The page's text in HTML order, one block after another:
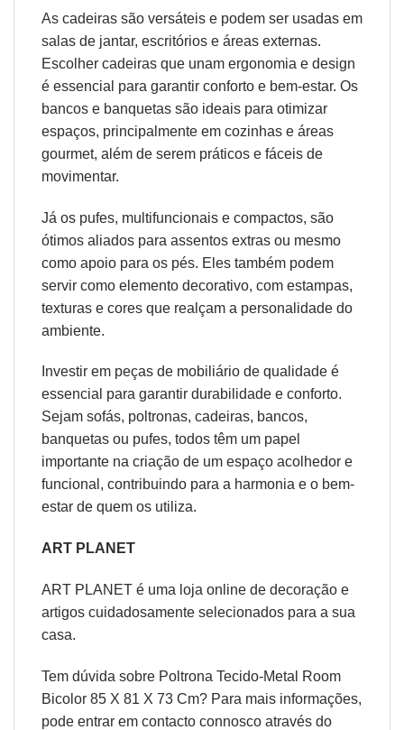
As cadeiras são versáteis e podem ser usadas em
salas de jantar, escritórios e áreas externas.
Escolher cadeiras que unam ergonomia e design
é essencial para garantir conforto e bem-estar. Os
bancos e banquetas são ideais para otimizar
espaços, principalmente em cozinhas e áreas
gourmet, além de serem práticos e fáceis de
movimentar.
Já os pufes, multifuncionais e compactos, são
ótimos aliados para assentos extras ou mesmo
como apoio para os pés. Eles também podem
servir como elemento decorativo, com estampas,
texturas e cores que realçam a personalidade do
ambiente.
Investir em peças de mobiliário de qualidade é
essencial para garantir durabilidade e conforto.
Sejam sofás, poltronas, cadeiras, bancos,
banquetas ou pufes, todos têm um papel
importante na criação de um espaço acolhedor e
funcional, contribuindo para a harmonia e o bem-
estar de quem os utiliza.
ART PLANET
ART PLANET é uma loja online de decoração e
artigos cuidadosamente selecionados para a sua
casa.
Tem dúvida sobre Poltrona Tecido-Metal Room
Bicolor 85 X 81 X 73 Cm? Para mais informações,
pode entrar em contacto connosco através do